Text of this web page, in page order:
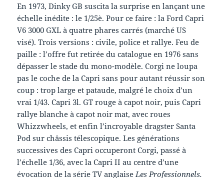
En 1973, Dinky GB suscita la surprise en lançant une
échelle inédite : le 1/25è. Pour ce faire : la Ford Capri
V6 3000 GXL à quatre phares carrés (marché US
visé). Trois versions : civile, police et rallye. Feu de
paille : l’offre fut retirée du catalogue en 1976 sans
dépasser le stade du mono-modèle. Corgi ne loupa
pas le coche de la Capri sans pour autant réussir son
coup : trop large et pataude, malgré le choix d’un
vrai 1/43. Capri 3l. GT rouge à capot noir, puis Capri
rallye blanche à capot noir mat, avec roues
Whizzwheels, et enfin l’incroyable dragster Santa
Pod sur châssis télescopique. Les générations
successives des Capri occuperont Corgi, passé à
l’échelle 1/36, avec la Capri II au centre d’une
évocation de la série TV anglaise Les Professionnels.